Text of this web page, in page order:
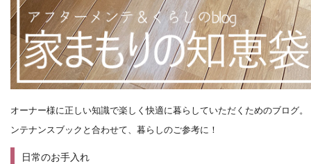
オーナー様に正しい知識で楽しく快適に暮らしていただくためのブログ。
ンテナンスブックと合わせて、暮らしのご参考に！
日常のお手入れ